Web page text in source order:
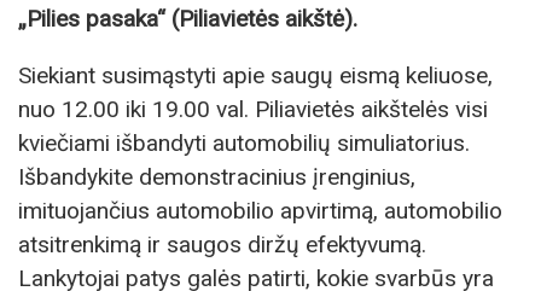
„Pilies pasaka“ (Piliavietės aikštė).
Siekiant susimąstyti apie saugų eismą keliuose,
nuo 12.00 iki 19.00 val. Piliavietės aikštelės visi
kviečiami išbandyti automobilių simuliatorius.
Išbandykite demonstracinius įrenginius,
imituojančius automobilio apvirtimą, automobilio
atsitrenkimą ir saugos diržų efektyvumą.
Lankytojai patys galės patirti, kokie svarbūs yra